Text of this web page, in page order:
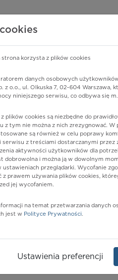
o lekach
lider wiedzy o
substancję czynną
Postać:tabl. powl.
strona korzysta z plików cookies
danych osobowych
z o.o., ul. Olkuska 7, 02-604 Warszawa,
niniejszego serwisu, co odbywa się
plików cookies są niezbędne do
z tym nie można z nich zrezygnować. W
są również w celu poprawy
serwisu z treściami dostarczanymi
aktywności użytkowników dla
dobrowolna i można ją w dowolnym
ustawieniach przeglądarki. Wycofanie
z prawem używania plików cookies,
jej wycofaniem.
na temat przetwarzania danych
jest w Polityce Prywatności.
Ustawienia preferencji